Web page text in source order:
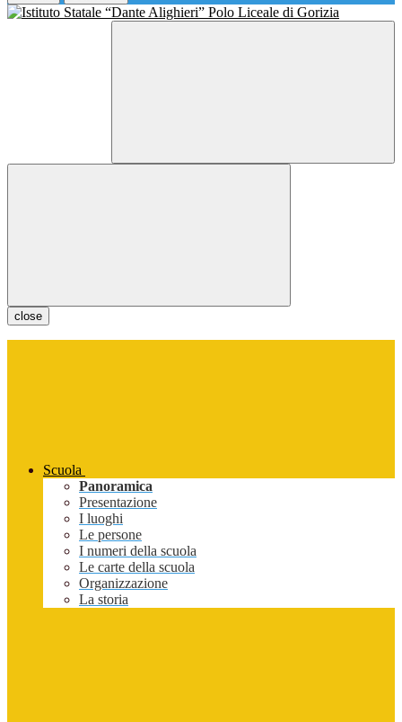
close
Scuola
Panoramica
Presentazione
I luoghi
Le persone
I numeri della scuola
Le carte della scuola
Organizzazione
La storia